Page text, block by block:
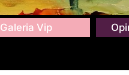
Galeria Vip